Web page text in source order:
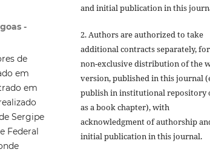
-
de
em
em
Sergipe
Federal
and initial publication in this
2. Authors are authorized to take
additional contracts separately, for
non-exclusive distribution of the
version, published in this journal
publish in institutional repository
as a book chapter), with
acknowledgment of authorship
initial publication in this journal.